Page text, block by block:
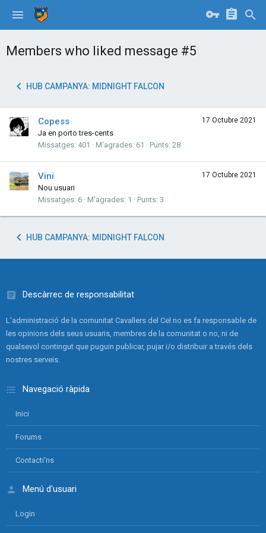
Members who liked message #5
HUB CAMPANYA: MIDNIGHT FALCON
17 Octubre 2021
Copess
Ja en porto tres-cents
Missatges 401 M'agrades 61 Punts 28
17 Octubre 2021
Vini
Nou usuari
Missatges 6 M'agrades 1 Punts 3
HUB CAMPANYA: MIDNIGHT FALCON
Descàrrec de responsabilitat
L'administració de la comunitat Cavallers del Cel no es fa responsable de
les opinions dels seus usuaris, membres de la comunitat o no, ni de
qualsevol contingut que puguin publicar, pujar i/o distribuir a través dels
nostres serveis.
Navegació ràpida
Inici
Forums
Contacti'ns
Menú d'usuari
Login